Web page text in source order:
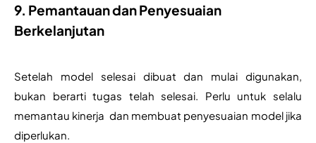
9. Pemantauan dan Penyesuaian
Berkelanjutan
Setelah model selesai dibuat dan mulai digunakan,
bukan berarti tugas telah selesai. Perlu untuk selalu
memantau kinerja  dan membuat penyesuaian model jika
diperlukan.